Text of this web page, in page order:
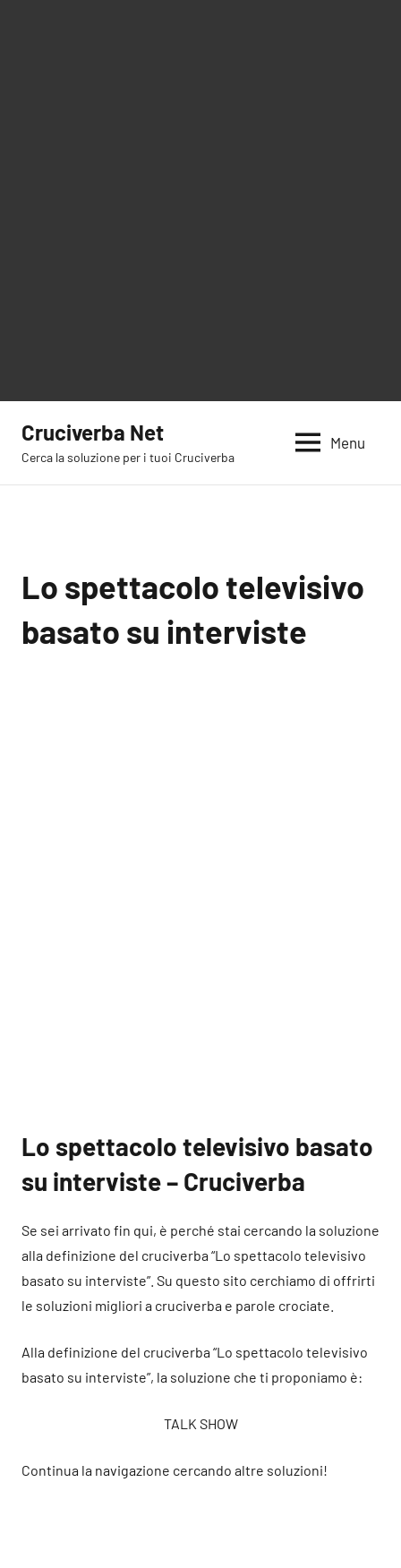
contenuto
Cruciverba Net
Cerca la soluzione per i tuoi Cruciverba
Menu
Lo spettacolo televisivo
basato su interviste
Lo spettacolo televisivo basato
su interviste – Cruciverba
Se sei arrivato fin qui, è perché stai cercando la soluzione
alla definizione del cruciverba “Lo spettacolo televisivo
basato su interviste”. Su questo sito cerchiamo di offrirti
le soluzioni migliori a cruciverba e parole crociate.
Alla definizione del cruciverba “Lo spettacolo televisivo
basato su interviste”, la soluzione che ti proponiamo è:
TALK SHOW
Continua la navigazione cercando altre soluzioni!